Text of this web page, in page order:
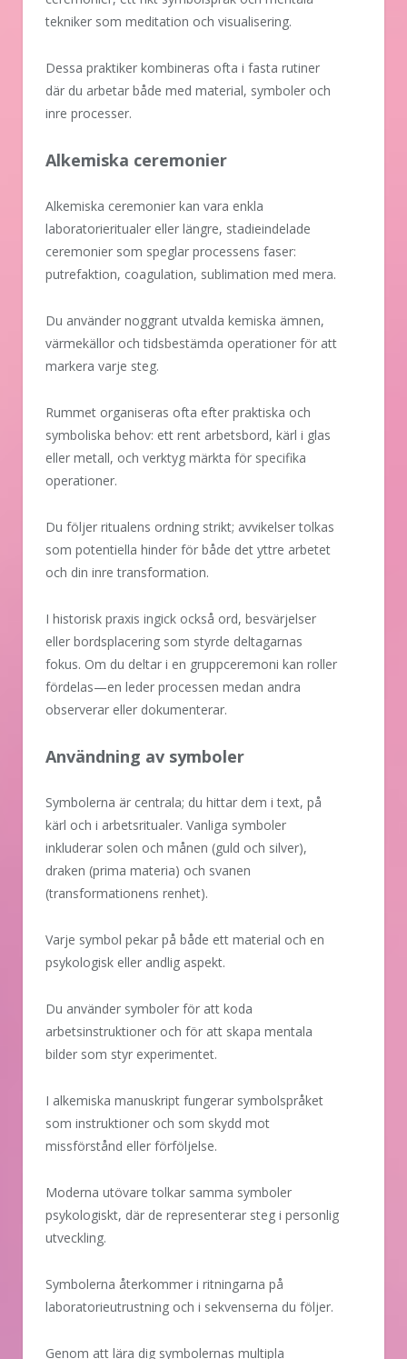
tekniker som meditation och visualisering.
Dessa praktiker kombineras ofta i fasta rutiner
där du arbetar både med material, symboler och
inre processer.
Alkemiska ceremonier
Alkemiska ceremonier kan vara enkla
laboratorieritualer eller längre, stadieindelade
ceremonier som speglar processens faser:
putrefaktion, coagulation, sublimation med mera.
Du använder noggrant utvalda kemiska ämnen,
värmekällor och tidsbestämda operationer för att
markera varje steg.
Rummet organiseras ofta efter praktiska och
symboliska behov: ett rent arbetsbord, kärl i glas
eller metall, och verktyg märkta för specifika
operationer.
Du följer ritualens ordning strikt; avvikelser tolkas
som potentiella hinder för både det yttre arbetet
och din inre transformation.
I historisk praxis ingick också ord, besvärjelser
eller bordsplacering som styrde deltagarnas
fokus. Om du deltar i en gruppceremoni kan roller
fördelas—en leder processen medan andra
observerar eller dokumenterar.
Användning av symboler
Symbolerna är centrala; du hittar dem i text, på
kärl och i arbetsritualer. Vanliga symboler
inkluderar solen och månen (guld och silver),
draken (prima materia) och svanen
(transformationens renhet).
Varje symbol pekar på både ett material och en
psykologisk eller andlig aspekt.
Du använder symboler för att koda
arbetsinstruktioner och för att skapa mentala
bilder som styr experimentet.
I alkemiska manuskript fungerar symbolspråket
som instruktioner och som skydd mot
missförstånd eller förföljelse.
Moderna utövare tolkar samma symboler
psykologiskt, där de representerar steg i personlig
utveckling.
Symbolerna återkommer i ritningarna på
laboratorieutrustning och i sekvenserna du följer.
Genom att lära dig symbolernas multipla